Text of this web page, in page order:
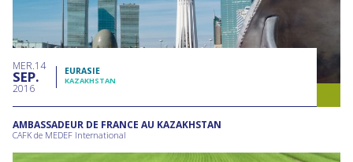
MER 14
SEP
2016
EURASIE
KAZAKHSTAN
AMBASSADEUR DE FRANCE AU KAZAKHSTAN
CAFK de MEDEF International